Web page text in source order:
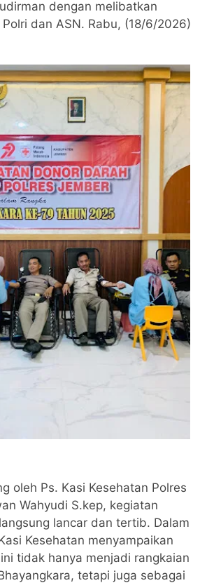
dengan melibatkan
dan ASN. Rabu, (18/6/2026)
oleh Ps. Kasi Kesehatan Polres
Wahyudi S.kep, kegiatan
lancar dan tertib. Dalam
Kesehatan menyampaikan
tidak hanya menjadi rangkaian
tetapi juga sebagai